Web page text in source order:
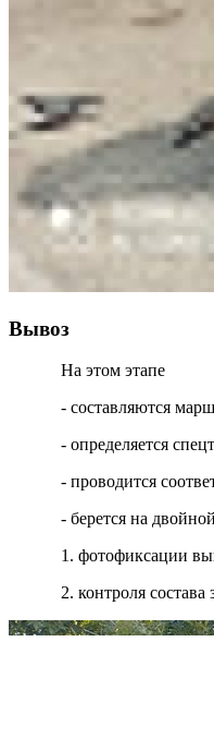
Вывоз
На этом этапе
- составляются
- определяется
- проводится
- берется на
1. фотофиксации
2. контроля